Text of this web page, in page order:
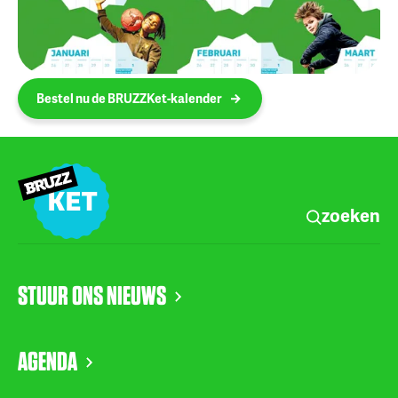
Bestel nu de BRUZZKet-kalender
zoeken
STUUR ONS NIEUWS
AGENDA